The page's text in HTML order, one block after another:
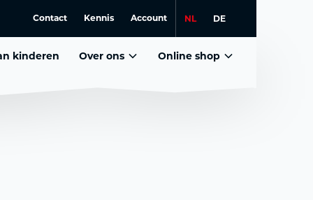
Contact Kennis Account NL DE
kinderen Over ons Online shop